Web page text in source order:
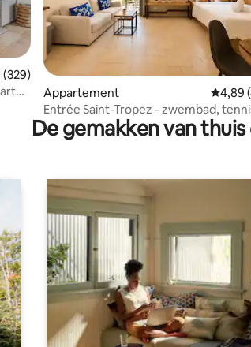
beoordeling van 4,94 uit 5, 329
(329)
Appartement
4,89
Entrée Saint-Tropez - zwembad,
parkeerplaats
De gemakken van